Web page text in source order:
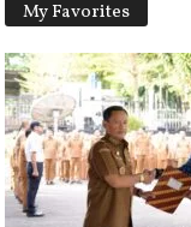
My Favorites